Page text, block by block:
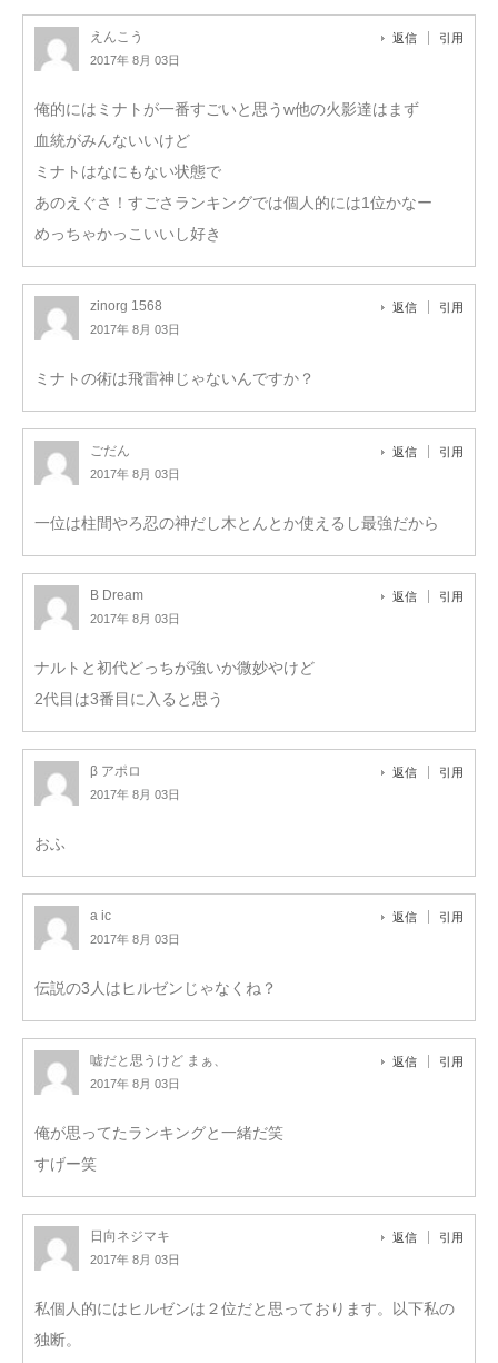
えんこう
2017年 8月 03日
返信 引用
俺的にはミナトが一番すごいと思うw他の火影達はまず
血統がみんないいけど
ミナトはなにもない状態で
あのえぐさ！すごさランキングでは個人的には1位かなー
めっちゃかっこいいし好き
zinorg 1568
2017年 8月 03日
返信 引用
ミナトの術は飛雷神じゃないんですか？
ごだん
2017年 8月 03日
返信 引用
一位は柱間やろ忍の神だし木とんとか使えるし最強だから
B Dream
2017年 8月 03日
返信 引用
ナルトと初代どっちが強いか微妙やけど
2代目は3番目に入ると思う
β アポロ
2017年 8月 03日
返信 引用
おふ
a ic
2017年 8月 03日
返信 引用
伝説の3人はヒルゼンじゃなくね？
嘘だと思うけど まぁ、
2017年 8月 03日
返信 引用
俺が思ってたランキングと一緒だ笑
すげー笑
日向ネジマキ
2017年 8月 03日
返信 引用
私個人的にはヒルゼンは２位だと思っております。以下私の
独断。